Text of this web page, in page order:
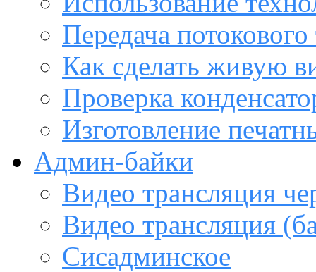
Передача
Как сделать живую
Проверка
Изготовление
Админ-байки
Видео трансляция
Видео трансляция
Сисадминское